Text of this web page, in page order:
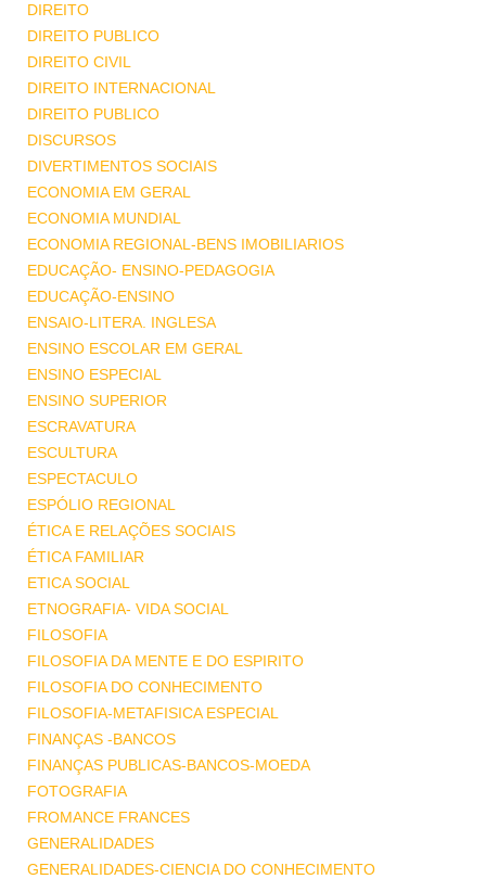
DIREITO
DIREITO PUBLICO
DIREITO CIVIL
DIREITO INTERNACIONAL
DIREITO PUBLICO
DISCURSOS
DIVERTIMENTOS SOCIAIS
ECONOMIA EM GERAL
ECONOMIA MUNDIAL
ECONOMIA REGIONAL-BENS IMOBILIARIOS
EDUCAÇÃO- ENSINO-PEDAGOGIA
EDUCAÇÃO-ENSINO
ENSAIO-LITERA. INGLESA
ENSINO ESCOLAR EM GERAL
ENSINO ESPECIAL
ENSINO SUPERIOR
ESCRAVATURA
ESCULTURA
ESPECTACULO
ESPÓLIO REGIONAL
ÉTICA E RELAÇÕES SOCIAIS
ÉTICA FAMILIAR
ETICA SOCIAL
ETNOGRAFIA- VIDA SOCIAL
FILOSOFIA
FILOSOFIA DA MENTE E DO ESPIRITO
FILOSOFIA DO CONHECIMENTO
FILOSOFIA-METAFISICA ESPECIAL
FINANÇAS -BANCOS
FINANÇAS PUBLICAS-BANCOS-MOEDA
FOTOGRAFIA
FROMANCE FRANCES
GENERALIDADES
GENERALIDADES-CIENCIA DO CONHECIMENTO